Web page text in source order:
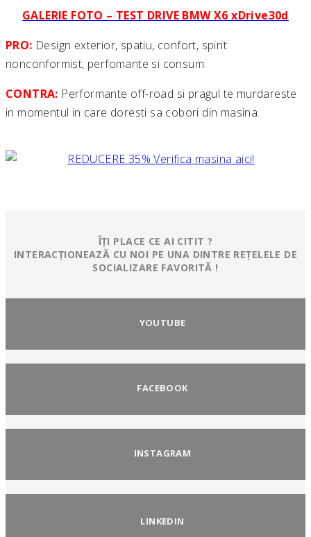
GALERIE FOTO – TEST DRIVE BMW X6 xDrive30d
PRO: Design exterior, spatiu, confort, spirit
nonconformist, perfomante si consum.
CONTRA: Performante off-road si pragul te murdareste
in momentul in care doresti sa cobori din masina.
ÎȚI PLACE CE AI CITIT ?
INTERACȚIONEAZĂ CU NOI PE UNA DINTRE REȚELELE DE
SOCIALIZARE FAVORITĂ !
YOUTUBE
FACEBOOK
INSTAGRAM
LINKEDIN